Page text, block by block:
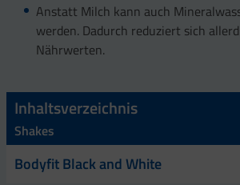
Anstatt Milch kann auch
werden. Dadurch reduziert sich
Nährwerten.
Inhaltsverzeichnis
Shakes
Bodyfit Black and White